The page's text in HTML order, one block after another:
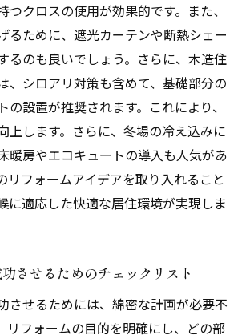
つクロスの使用が効果的です。また、
るために、遮光カーテンや断熱シェー
るのも良いでしょう。さらに、木造住
、シロアリ対策も含めて、基礎部分の
の設置が推奨されます。これにより、
上します。さらに、冬場の冷え込みに
暖房やエコキュートの導入も人気があ
リフォームアイデアを取り入れること
に適応した快適な居住環境が実現しま
させるためのチェックリスト
させるためには、綿密な計画が必要不
リフォームの目的を明確にし、どの部